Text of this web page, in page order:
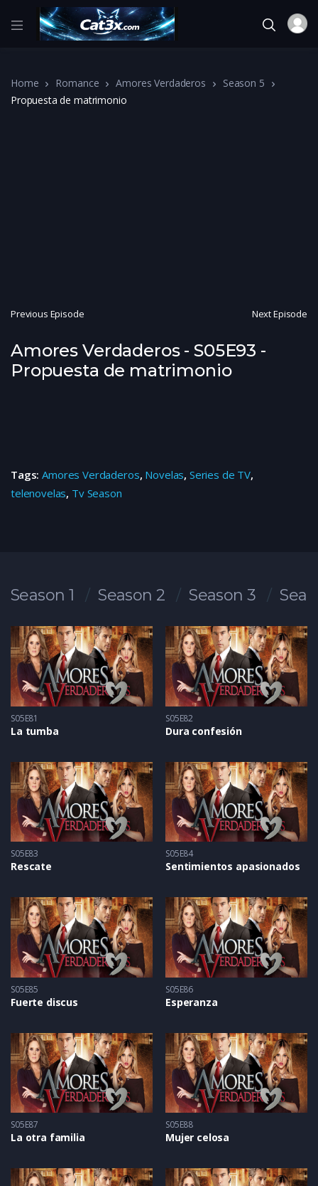
Home Romance Amores Verdaderos
Season 5
Propuesta de matrimonio
Previous Episode Next Episode
Amores Verdaderos - S05E93 -
Propuesta de matrimonio
Tags:Amores Verdaderos, Novelas, Series de TV,
telenovelas, Tv Season
Season 1 Season 2 Season 3
S05E81
La tumba
S05E82
Dura confesión
S05E83
Rescate
S05E84
Sentimientos apasionados
S05E85
Fuerte discus
S05E86
Esperanza
S05E87
La otra familia
S05E88
Mujer celosa